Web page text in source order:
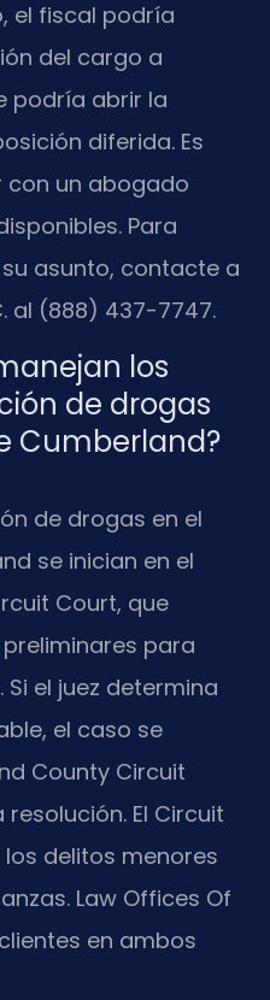
el fiscal podría
del cargo a
podría abrir la
diferida. Es
un abogado
Para
asunto, contacte a
al (888) 437-7747.
los
de drogas
Cumberland?
de drogas en el
se inician en el
Court, que
para
el juez determina
el caso se
County Circuit
El Circuit
delitos menores
Law Offices Of
en ambos